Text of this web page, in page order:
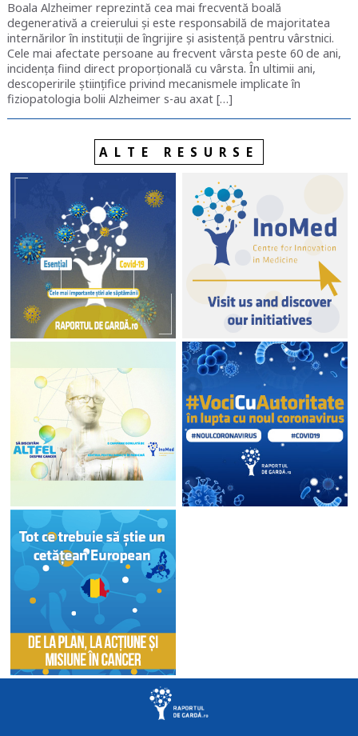
Boala Alzheimer reprezintă cea mai frecventă boală
degenerativă a creierului și este responsabilă de majoritatea
internărilor în instituții de îngrijire și asistență pentru vârstnici.
Cele mai afectate persoane au frecvent vârsta peste 60 de ani,
incidența fiind direct proporțională cu vârsta. În ultimii ani,
descoperirile științifice privind mecanismele implicate în
fiziopatologia bolii Alzheimer s-au axat […]
ALTE RESURSE